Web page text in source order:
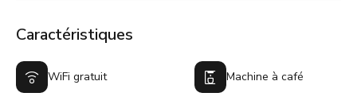
Caractéristiques
WiFi gratuit Machine à café